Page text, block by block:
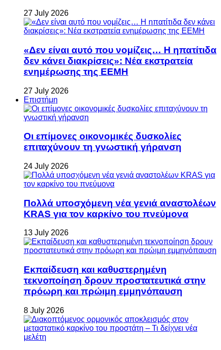
27 July 2026
«Δεν είναι αυτό που νομίζεις… Η ηπατίτιδα
δεν κάνει διακρίσεις»: Νέα εκστρατεία
ενημέρωσης της ΕΕΜΗ
27 July 2026
Επιστήμη
Οι επίμονες οικονομικές δυσκολίες
επιταχύνουν τη γνωστική γήρανση
24 July 2026
Πολλά υποσχόμενη νέα γενιά αναστολέων
KRAS για τον καρκίνο του πνεύμονα
13 July 2026
Εκπαίδευση και καθυστερημένη
τεκνοποίηση δρουν προστατευτικά στην
πρόωρη και πρώιμη εμμηνόπαυση
8 July 2026